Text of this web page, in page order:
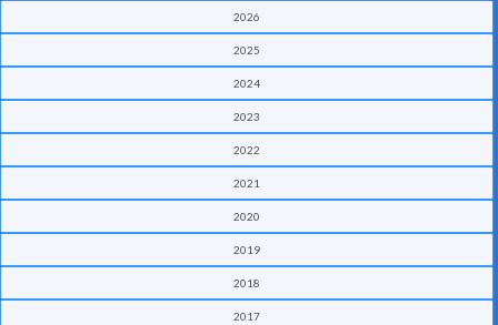
2026
2025
2024
2023
2022
2021
2020
2019
2018
2017